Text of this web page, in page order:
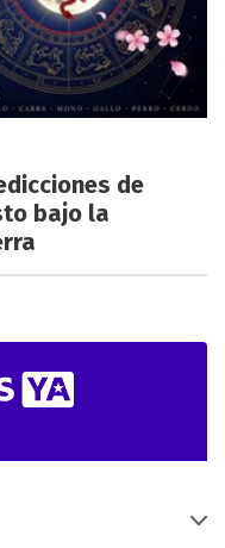
de
bajo la